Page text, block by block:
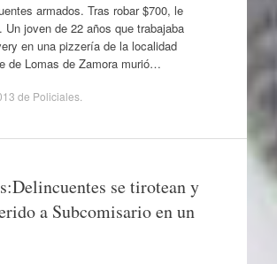
armados. Tras robar $700, le
Un joven de 22 años que trabajaba
en una pizzería de la localidad
de Lomas de Zamora murió…
de Policiales.
se tirotean y
a Subcomisario en un